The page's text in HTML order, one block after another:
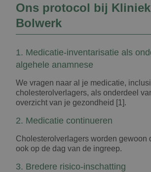
Ons protocol bij
Bolwerk
1. Medicatie-inventarisatie als
algehele anamnese
We vragen naar al je medicatie,
cholesterolverlagers, als onderdeel
overzicht van je gezondheid [1].
2. Medicatie continueren
Cholesterolverlagers worden gewoon
ook op de dag van de ingreep.
3. Bredere risico-inschatting